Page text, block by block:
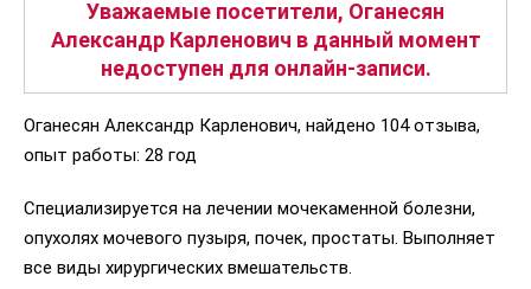
Уважаемые посетители, Оганесян
Александр Карленович в данный момент
недоступен для онлайн-записи.
Оганесян Александр Карленович, найдено 104 отзыва,
опыт работы: 28 год
Специализируется на лечении мочекаменной болезни,
опухолях мочевого пузыря, почек, простаты. Выполняет
все виды хирургических вмешательств.